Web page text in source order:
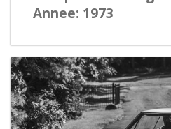
Annee: 1973